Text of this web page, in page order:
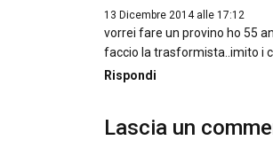
13 Dicembre 2014 alle 17:12
vorrei fare un provino ho 55
faccio la trasformista..imito i
Rispondi
Lascia un